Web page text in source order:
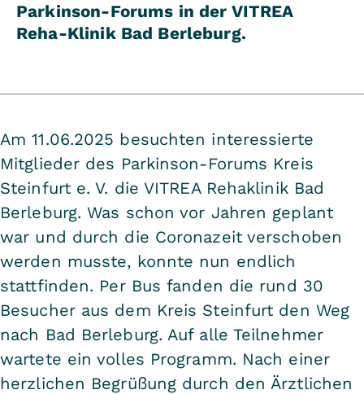
Parkinson-Forums in der VITREA
Reha-Klinik Bad Berleburg.
Am 11.06.2025 besuchten interessierte
Mitglieder des Parkinson-Forums Kreis
Steinfurt e. V. die VITREA Rehaklinik Bad
Berleburg. Was schon vor Jahren geplant
war und durch die Coronazeit verschoben
werden musste, konnte nun endlich
stattfinden. Per Bus fanden die rund 30
Besucher aus dem Kreis Steinfurt den Weg
nach Bad Berleburg. Auf alle Teilnehmer
wartete ein volles Programm. Nach einer
herzlichen Begrüßung durch den Ärztlichen